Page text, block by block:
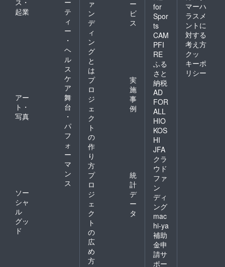
起業
テ
ィ
ー
・
ヘ
ル
ス
ケ
ア
アー
ト・
写真
舞
台
・
パ
フ
ォ
ー
マ
ン
ス
ソー
シャ
ル
グッ
ド
ァ
ン
デ
ィ
ン
グ
と
は
ー
ビ
ス
プ
ロ
ジ
ェ
ク
ト
の
作
り
方
実
施
事
例
プ
ロ
ジ
ェ
ク
ト
の
広
め
方
統
計
デ
ー
タ
for
Spor
ts
CAM
PFI
RE
ふる
さと
納税
AD
FOR
ALL
HIO
KOS
HI
JFA
クラ
ウド
ファ
ン
ディ
ング
mac
hi-ya
補助
金申
請サ
ポー
マーハ
ラスメ
ントに
対する
考え方
クッ
キーポ
リシー